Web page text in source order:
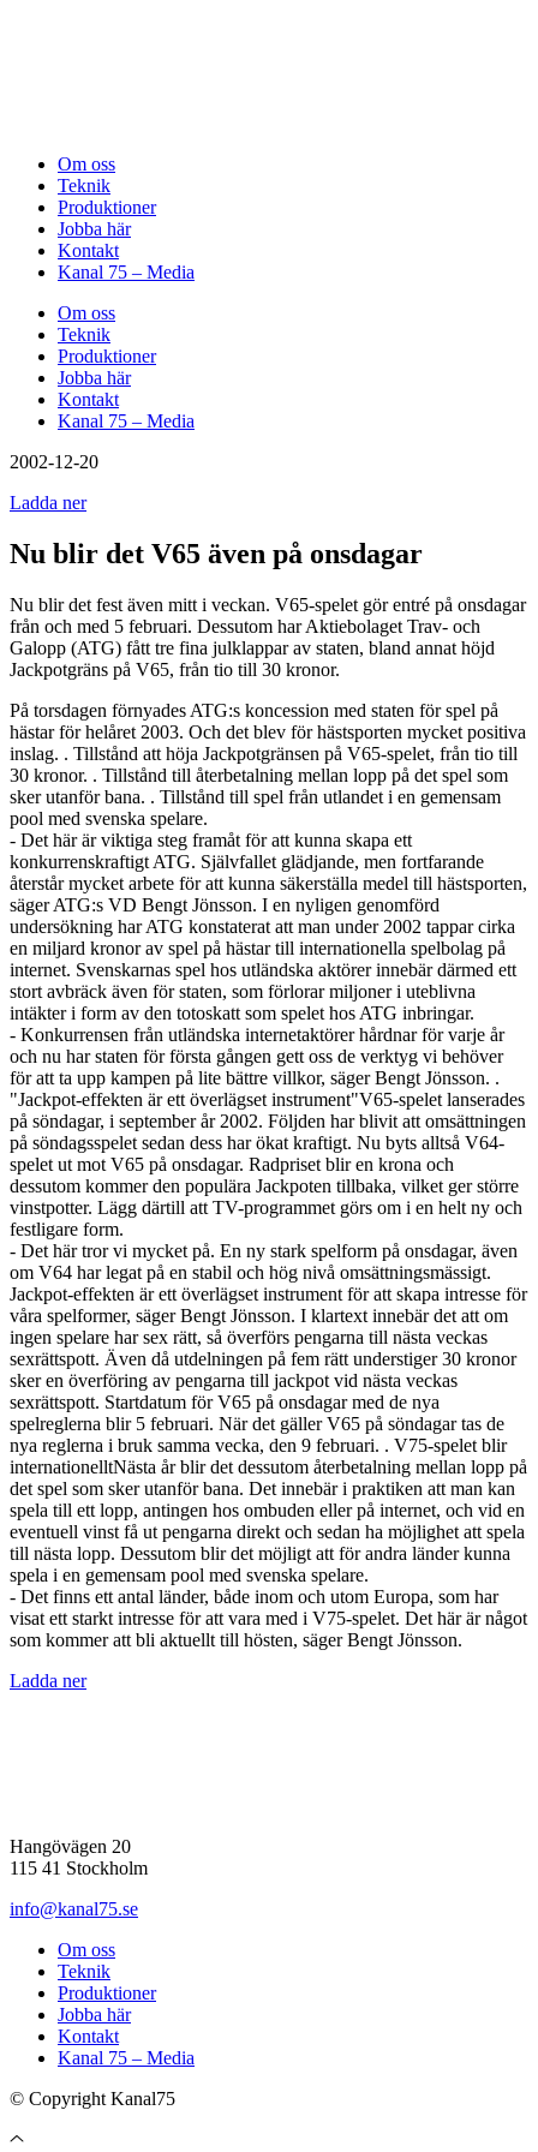
Om oss
Teknik
Produktioner
Jobba här
Kontakt
Kanal 75 – Media
Om oss
Teknik
Produktioner
Jobba här
Kontakt
Kanal 75 – Media
2002-12-20
Ladda ner
Nu blir det V65 även på onsdagar
Nu blir det fest även mitt i veckan. V65-spelet gör entré på onsdagar
från och med 5 februari. Dessutom har Aktiebolaget Trav- och
Galopp (ATG) fått tre fina julklappar av staten, bland annat höjd
Jackpotgräns på V65, från tio till 30 kronor.
På torsdagen förnyades ATG:s koncession med staten för spel på
hästar för helåret 2003. Och det blev för hästsporten mycket positiva
inslag. . Tillstånd att höja Jackpotgränsen på V65-spelet, från tio till
30 kronor. . Tillstånd till återbetalning mellan lopp på det spel som
sker utanför bana. . Tillstånd till spel från utlandet i en gemensam
pool med svenska spelare.
- Det här är viktiga steg framåt för att kunna skapa ett
konkurrenskraftigt ATG. Självfallet glädjande, men fortfarande
återstår mycket arbete för att kunna säkerställa medel till hästsporten,
säger ATG:s VD Bengt Jönsson. I en nyligen genomförd
undersökning har ATG konstaterat att man under 2002 tappar cirka
en miljard kronor av spel på hästar till internationella spelbolag på
internet. Svenskarnas spel hos utländska aktörer innebär därmed ett
stort avbräck även för staten, som förlorar miljoner i uteblivna
intäkter i form av den totoskatt som spelet hos ATG inbringar.
- Konkurrensen från utländska internetaktörer hårdnar för varje år
och nu har staten för första gången gett oss de verktyg vi behöver
för att ta upp kampen på lite bättre villkor, säger Bengt Jönsson. .
"Jackpot-effekten är ett överlägset instrument"V65-spelet lanserades
på söndagar, i september år 2002. Följden har blivit att omsättningen
på söndagsspelet sedan dess har ökat kraftigt. Nu byts alltså V64-
spelet ut mot V65 på onsdagar. Radpriset blir en krona och
dessutom kommer den populära Jackpoten tillbaka, vilket ger större
vinstpotter. Lägg därtill att TV-programmet görs om i en helt ny och
festligare form.
- Det här tror vi mycket på. En ny stark spelform på onsdagar, även
om V64 har legat på en stabil och hög nivå omsättningsmässigt.
Jackpot-effekten är ett överlägset instrument för att skapa intresse för
våra spelformer, säger Bengt Jönsson. I klartext innebär det att om
ingen spelare har sex rätt, så överförs pengarna till nästa veckas
sexrättspott. Även då utdelningen på fem rätt understiger 30 kronor
sker en överföring av pengarna till jackpot vid nästa veckas
sexrättspott. Startdatum för V65 på onsdagar med de nya
spelreglerna blir 5 februari. När det gäller V65 på söndagar tas de
nya reglerna i bruk samma vecka, den 9 februari. . V75-spelet blir
internationelltNästa år blir det dessutom återbetalning mellan lopp på
det spel som sker utanför bana. Det innebär i praktiken att man kan
spela till ett lopp, antingen hos ombuden eller på internet, och vid en
eventuell vinst få ut pengarna direkt och sedan ha möjlighet att spela
till nästa lopp. Dessutom blir det möjligt att för andra länder kunna
spela i en gemensam pool med svenska spelare.
- Det finns ett antal länder, både inom och utom Europa, som har
visat ett starkt intresse för att vara med i V75-spelet. Det här är något
som kommer att bli aktuellt till hösten, säger Bengt Jönsson.
Ladda ner
Hangövägen 20
115 41 Stockholm
info@kanal75.se
Om oss
Teknik
Produktioner
Jobba här
Kontakt
Kanal 75 – Media
© Copyright Kanal75